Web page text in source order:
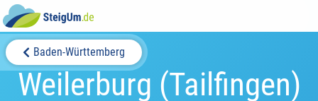
Baden-Württemberg
Weilerburg (Tailfingen)